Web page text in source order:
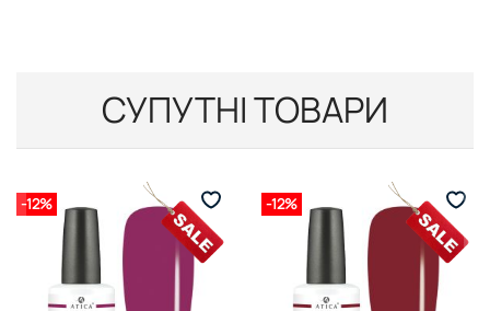
СУПУТНІ ТОВАРИ
-12% -12%